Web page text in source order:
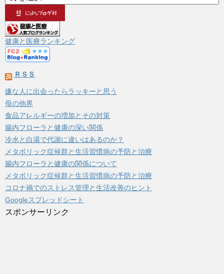
ー
イ
ブ
健康と医療ランキング
ＲＳＳ
嫌な人に出会ったらラッキーと思う
母の他界
食品アレルギーの増加とその対策
腸内フローラと健康の深い関係
冷水と白湯で代謝に違いはあるのか？
メタボリック症候群と生活習慣病の予防と治療
腸内フローラと健康の関係について
メタボリック症候群と生活習慣病の予防と治療
コロナ禍でのストレス管理と生活改善のヒント
Googleスプレッドシート
スポンサーリンク